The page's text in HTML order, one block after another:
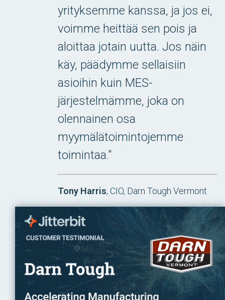
yrityksemme kanssa, ja jos ei,
voimme heittää sen pois ja
aloittaa jotain uutta. Jos näin
käy, päädymme sellaisiin
asioihin kuin MES-
järjestelmämme, joka on
olennainen osa
myymälätoimintojemme
toimintaa."
Tony Harris, CIO, Darn Tough Vermont